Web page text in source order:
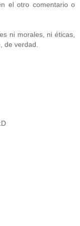
el otro comentario o
ni morales, ni éticas,
de verdad.